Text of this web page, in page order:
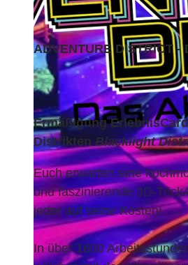
© Adventure District | CC-BY-SA
ADVENTURE DISTRICT
Ermäßigung
DistriktenBlacklight
Euch erwarten eine
und faszinierende 3D-
jeder auf seine Kosten!
In über 1600